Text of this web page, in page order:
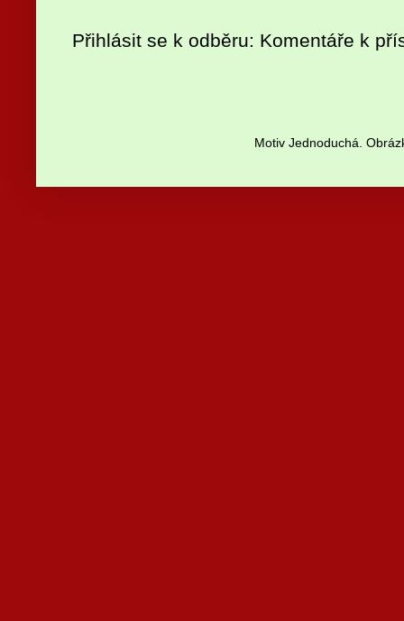
Přihlásit se k odběru: Komentáře k
Motiv Jednoduchá.